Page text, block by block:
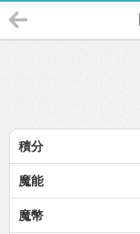
積分
魔能
魔幣